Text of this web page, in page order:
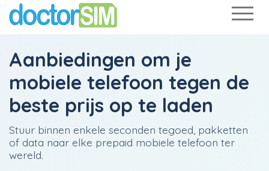
Aanbiedingen om je
mobiele telefoon tegen de
beste prijs op te laden
Stuur binnen enkele seconden tegoed, pakketten
of data naar elke prepaid mobiele telefoon ter
wereld.